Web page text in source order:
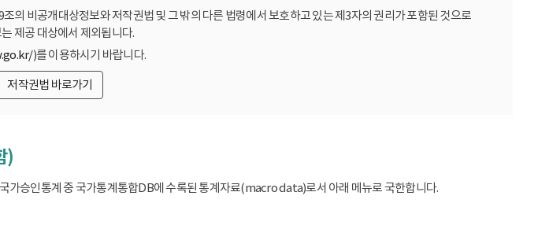
의 비공개대상정보와 저작권법 및 그 밖의 다른 법령에서 보호하고 있는 제3자의 권리가 포함된 것으로
제공 대상에서 제외됩니다.
)를 이용하시기 바랍니다.
저작권법 바로가기
)
가승인통계 중 국가통계통합DB에 수록된 통계자료(macro data)로서 아래 메뉴로 국한합니다.